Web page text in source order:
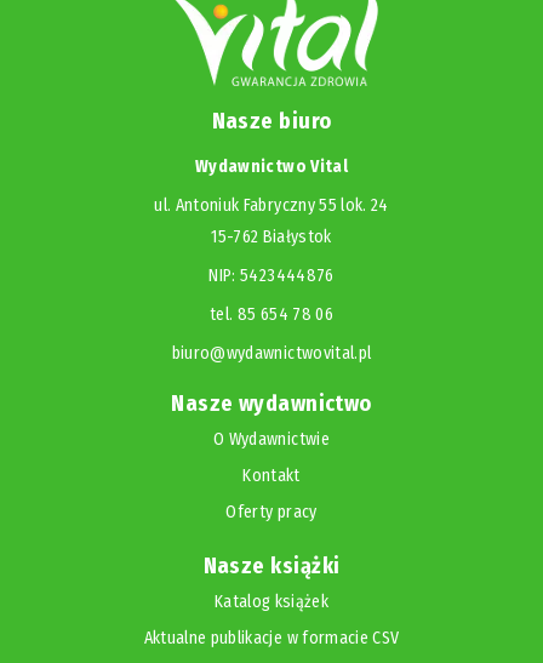
Nasze biuro
Wydawnictwo Vital
ul. Antoniuk Fabryczny 55 lok. 24
15-762 Białystok
NIP: 5423444876
tel. 85 654 78 06
biuro@wydawnictwovital.pl
Nasze wydawnictwo
O Wydawnictwie
Kontakt
Oferty pracy
Nasze książki
Katalog książek
Aktualne publikacje w formacie CSV